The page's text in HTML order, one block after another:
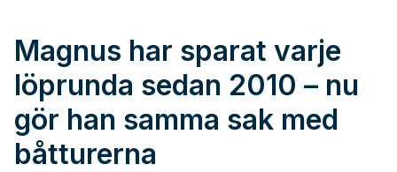
Magnus har sparat varje
löprunda sedan 2010 – nu
gör han samma sak med
båtturerna